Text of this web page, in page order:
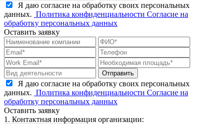
Я даю согласие на обработку своих персональных
данных. Политика конфиденциальности Согласие на
обработку персональных данных
Оставить заявку
Отправить
Я даю согласие на обработку своих персональных
данных. Политика конфиденциальности Согласие на
обработку персональных данных
Оставить заявку
1. Контактная информация организации: